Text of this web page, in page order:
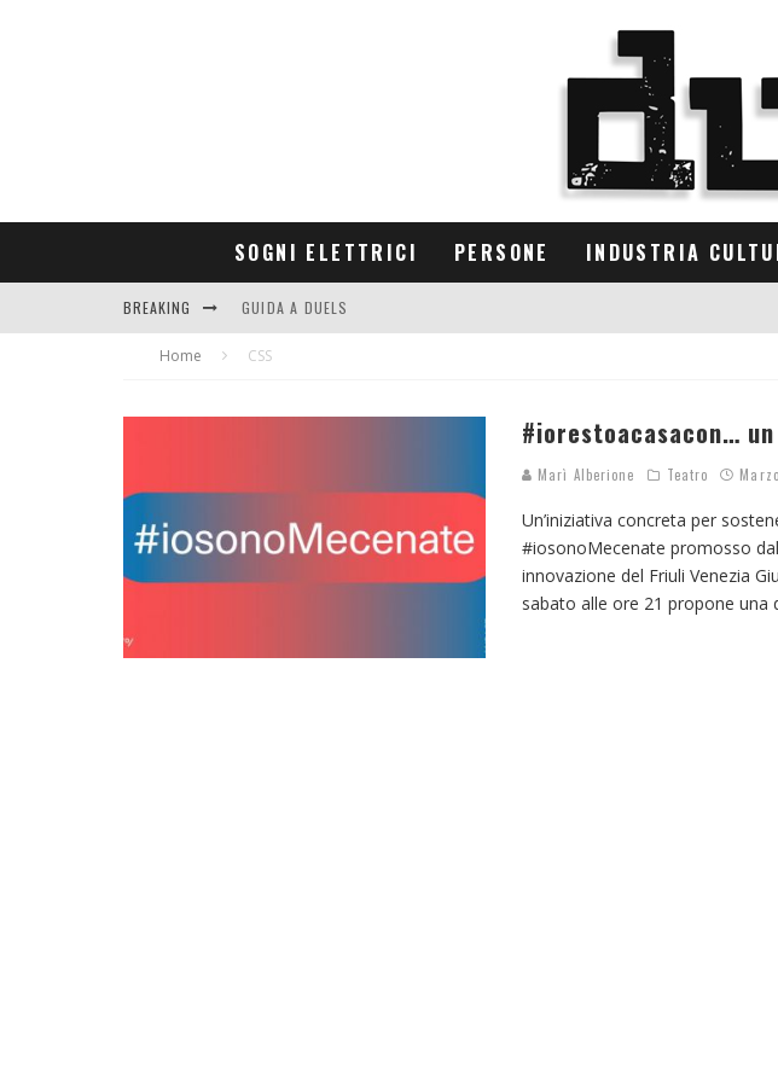
SOGNI ELETTRICI PERSONE INDUSTRIA
BREAKING GUIDA A DUELS
CONTRIBUTORS
Home CSS
#iorestoacasacon…
Marì Alberione Teatro
Un’iniziativa concreta per
#iosonoMecenate promosso
innovazione del Friuli Venezia
sabato alle ore 21 propone una